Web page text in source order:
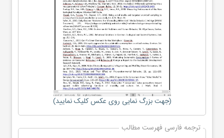
(جهت بزرگ نمایی روی عکس کلیک نمایید)
ترجمه فارسی فهرست مطالب